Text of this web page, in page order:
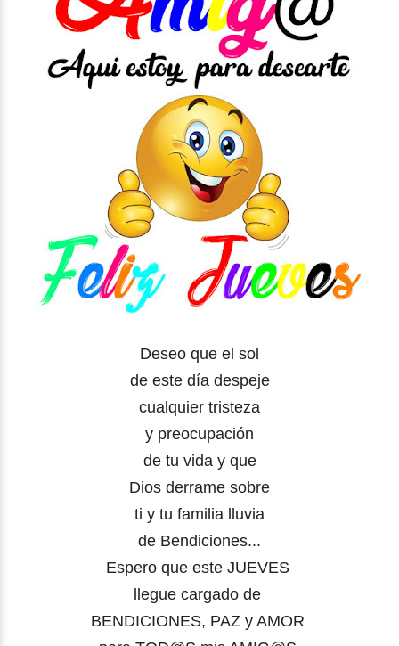
Deseo que el sol
de este día despeje
cualquier tristeza
y preocupación
de tu vida y que
Dios derrame sobre
ti y tu familia lluvia
de Bendiciones...
Espero que este JUEVES
llegue cargado de
BENDICIONES, PAZ y AMOR